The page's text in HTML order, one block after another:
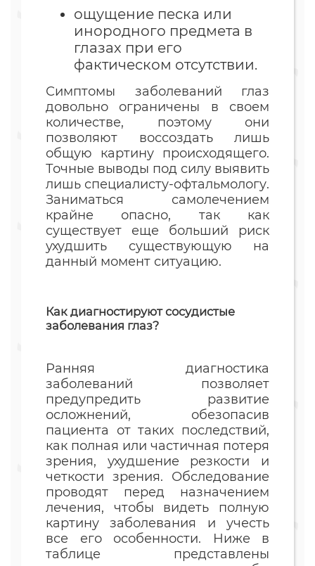
ощущение песка или
инородного предмета в
глазах при его
фактическом отсутствии.
Симптомы заболеваний глаз
довольно ограничены в своем
количестве, поэтому они
позволяют воссоздать лишь
общую картину происходящего.
Точные выводы под силу выявить
лишь специалисту-офтальмологу.
Заниматься самолечением
крайне опасно, так как
существует еще больший риск
ухудшить существующую на
данный момент ситуацию.
Как диагностируют сосудистые
заболевания глаз?
Ранняя диагностика
заболеваний позволяет
предупредить развитие
осложнений, обезопасив
пациента от таких последствий,
как полная или частичная потеря
зрения, ухудшение резкости и
четкости зрения. Обследование
проводят перед назначением
лечения, чтобы видеть полную
картину заболевания и учесть
все его особенности. Ниже в
таблице представлены